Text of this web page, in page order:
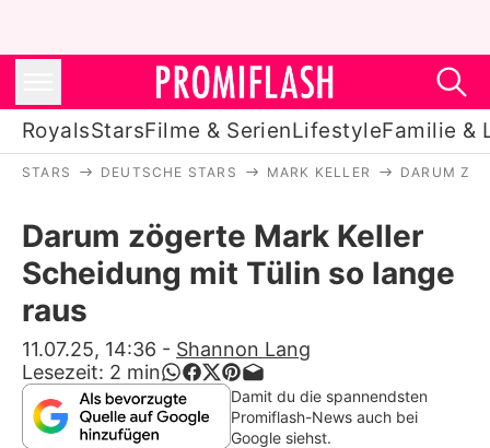
RoyalsStarsFilme & SerienLifestyleFamilie &
Stars
Filme & Serien
Lifestyle
Familie & Liebe
Promiflash Exklusiv
STARS DEUTSCHE STARS MARK KELLER DARUM
Darum zögerte Mark Keller
Scheidung mit Tülin so lange
raus
11.07.25, 14:36 - Shannon Lang
Lesezeit: 2 min
Damit du die spannendsten
Promiflash-News auch bei
Google siehst.